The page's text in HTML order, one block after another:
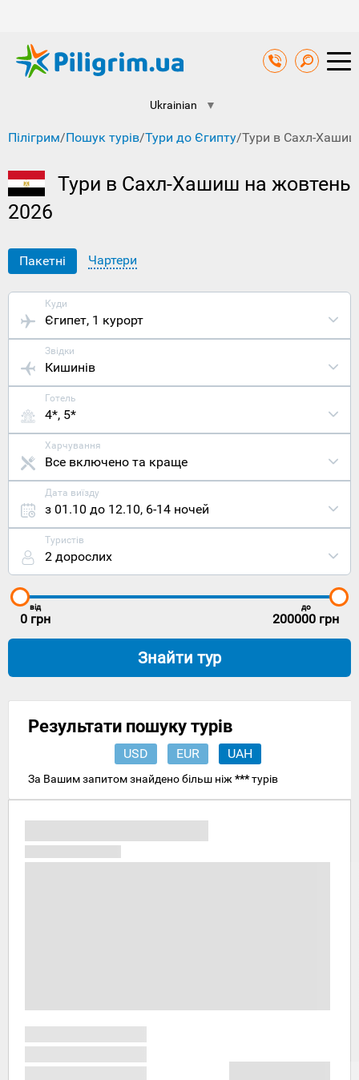
Ukrainian ▼
Пілігрим/Пошук турів/Тури до Єгипту/Тури в Сахл-
Тури в Сахл-Хашиш на жовтень
2026
Пакетні Чартери
Куди
Єгипет, 1 курорт
Звідки
Кишинів
Готель
4*, 5*
Харчування
Все включено та краще
Дата виїзду
з 01.10 до 12.10, 6-14 ночей
Туристів
2 дорослих
від
0 грн
до
200000 грн
Знайти тур
Результати пошуку турів
USD EUR UAH
За Вашим запитом знайдено більш ніж ***турів